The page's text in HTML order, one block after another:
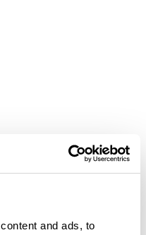
and ads, to
un avis !